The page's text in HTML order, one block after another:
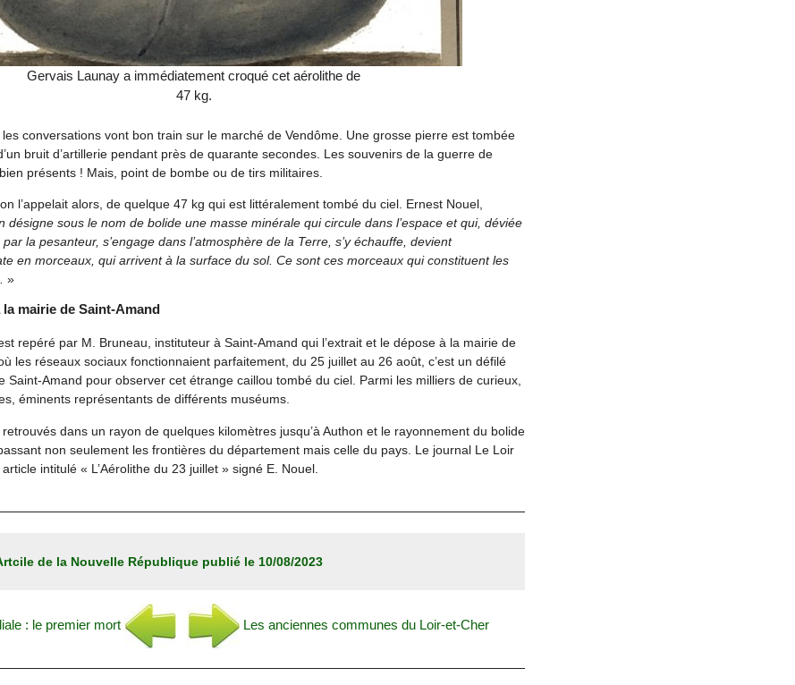
Gervais Launay a immédiatement croqué cet aérolithe de
47 kg.
conversations vont bon train sur le marché de Vendôme. Une grosse pierre est tombée
bruit d’artillerie pendant près de quarante secondes. Les souvenirs de la guerre de
présents ! Mais, point de bombe ou de tirs militaires.
l’appelait alors, de quelque 47 kg qui est littéralement tombé du ciel. Ernest Nouel,
désigne sous le nom de bolide une masse minérale qui circule dans l’espace et qui, déviée
la pesanteur, s’engage dans l’atmosphère de la Terre, s’y échauffe, devient
en morceaux, qui arrivent à la surface du sol. Ce sont ces morceaux qui constituent les
»
mairie de Saint-Amand
repéré par M. Bruneau, instituteur à Saint-Amand qui l’extrait et le dépose à la mairie de
les réseaux sociaux fonctionnaient parfaitement, du 25 juillet au 26 août, c’est un défilé
Saint-Amand pour observer cet étrange caillou tombé du ciel. Parmi les milliers de curieux,
éminents représentants de différents muséums.
retrouvés dans un rayon de quelques kilomètres jusqu’à Authon et le rayonnement du bolide
non seulement les frontières du département mais celle du pays. Le journal Le Loir
intitulé « L’Aérolithe du 23 juillet » signé E. Nouel.
de la Nouvelle République publié le 10/08/2023
: le premier mort Les anciennes communes du Loir-et-Cher